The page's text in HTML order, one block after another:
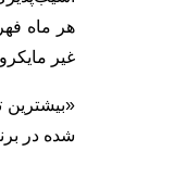
غیر
شده در